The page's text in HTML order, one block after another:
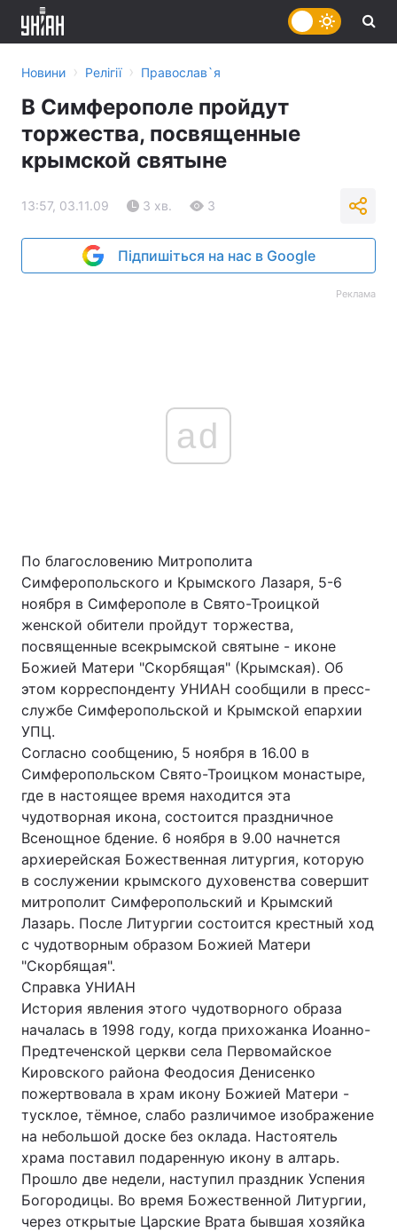
Головна
Україна Політика
Економіка Світ
Спорт
Техно і зв'язок Лайт
Зброя Інциденти
Здоров'я Туризм
Цікавинки Погода
Екологія Регіони
Лонгріди
Новини › Релігії › Православ`я
В Симферополе пройдут
торжества, посвященные
крымской святыне
13:57, 03.11.09 3 хв. 3
Підпишіться на нас в Google
Реклама
ad
По благословению Митрополита
Симферопольского и Крымского Лазаря, 5-6
ноября в Симферополе в Свято-Троицкой
женской обители пройдут торжества,
посвященные всекрымской святыне - иконе
Божией Матери "Скорбящая" (Крымская). Об
этом корреспонденту УНИАН сообщили в пресс-
службе Симферопольской и Крымской епархии
УПЦ.
Согласно сообщению, 5 ноября в 16.00 в
Симферопольском Свято-Троицком монастыре,
где в настоящее время находится эта
чудотворная икона, состоится праздничное
Всенощное бдение. 6 ноября в 9.00 начнется
архиерейская Божественная литургия, которую
в сослужении крымского духовенства совершит
митрополит Симферопольский и Крымский
Лазарь. После Литургии состоится крестный ход
с чудотворным образом Божией Матери
"Скорбящая".
Справка УНИАН
История явления этого чудотворного образа
началась в 1998 году, когда прихожанка Иоанно-
Предтеченской церкви села Первомайское
Кировского района Феодосия Денисенко
пожертвовала в храм икону Божией Матери -
тусклое, тёмное, слабо различимое изображение
на небольшой доске без оклада. Настоятель
храма поставил подаренную икону в алтарь.
Прошло две недели, наступил праздник Успения
Богородицы. Во время Божественной Литургии,
через открытые Царские Врата бывшая хозяйка